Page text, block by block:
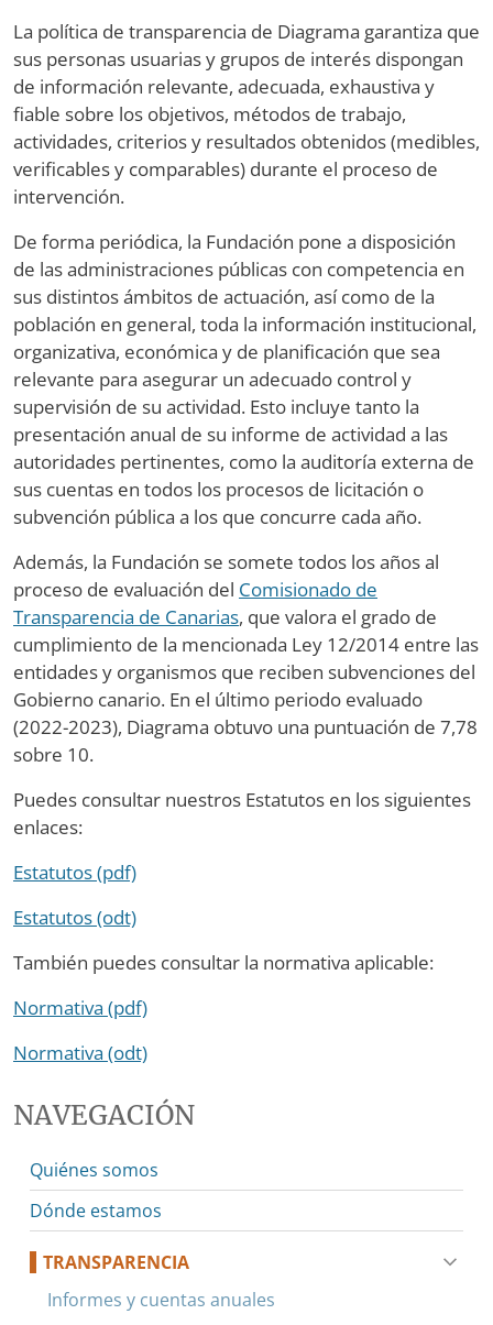
La política de transparencia de Diagrama garantiza que
sus personas usuarias y grupos de interés dispongan
de información relevante, adecuada, exhaustiva y
fiable sobre los objetivos, métodos de trabajo,
actividades, criterios y resultados obtenidos (medibles,
verificables y comparables) durante el proceso de
intervención.
De forma periódica, la Fundación pone a disposición
de las administraciones públicas con competencia en
sus distintos ámbitos de actuación, así como de la
población en general, toda la información institucional,
organizativa, económica y de planificación que sea
relevante para asegurar un adecuado control y
supervisión de su actividad. Esto incluye tanto la
presentación anual de su informe de actividad a las
autoridades pertinentes, como la auditoría externa de
sus cuentas en todos los procesos de licitación o
subvención pública a los que concurre cada año.
Además, la Fundación se somete todos los años al
proceso de evaluación del Comisionado de
Transparencia de Canarias, que valora el grado de
cumplimiento de la mencionada Ley 12/2014 entre las
entidades y organismos que reciben subvenciones del
Gobierno canario. En el último periodo evaluado
(2022-2023), Diagrama obtuvo una puntuación de 7,78
sobre 10.
Puedes consultar nuestros Estatutos en los siguientes
enlaces:
Estatutos (pdf)
Estatutos (odt)
También puedes consultar la normativa aplicable:
Normativa (pdf)
Normativa (odt)
NAVEGACIÓN
Quiénes somos
Dónde estamos
TRANSPARENCIA
Informes y cuentas anuales